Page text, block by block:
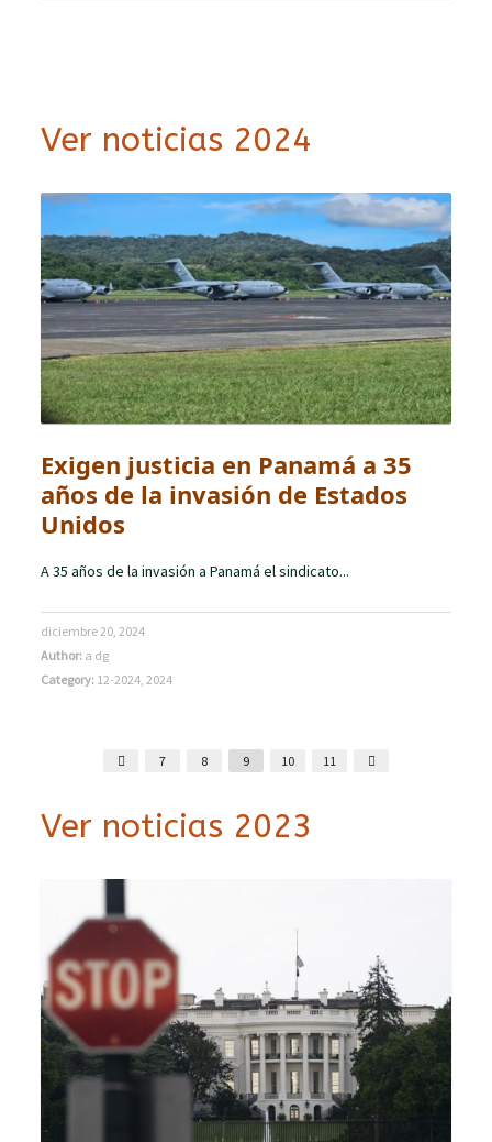
Ver noticias 2024
Exigen justicia en Panamá a 35
años de la invasión de Estados
Unidos
A 35 años de la invasión a Panamá el sindicato...
diciembre 20, 2024
Author: a dg
Category: 12-2024,2024
7 8 9 10 11
Ver noticias 2023